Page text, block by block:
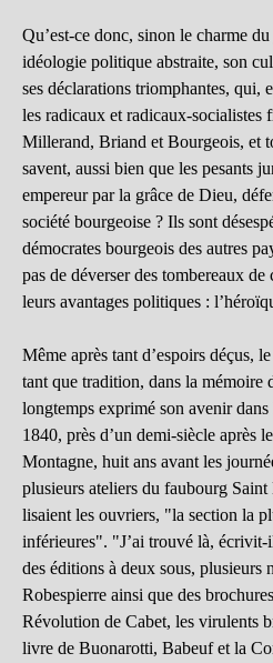
Qu’est-ce donc, sinon le charme
idéologie politique abstraite, son
ses déclarations triomphantes, qui,
les radicaux et radicaux-socialistes
Millerand, Briand et Bourgeois, et
savent, aussi bien que les pesants
empereur par la grâce de Dieu,
société bourgeoise ? Ils sont
démocrates bourgeois des autres
pas de déverser des tombereaux
leurs avantages politiques :
Même après tant d’espoirs déçus,
tant que tradition, dans la mémoire
longtemps exprimé son avenir dans
1840, près d’un demi-siècle après
Montagne, huit ans avant les
plusieurs ateliers du faubourg
lisaient les ouvriers, "la section la
inférieures". "J’ai trouvé là,
des éditions à deux sous, plusieurs
Robespierre ainsi que des
Révolution de Cabet, les virulents
livre de Buonarotti, Babeuf et la